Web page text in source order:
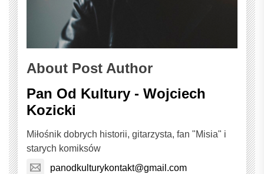
About Post Author
Pan Od Kultury - Wojciech
Kozicki
Miłośnik dobrych historii, gitarzysta, fan "Misia" i
starych komiksów
panodkulturykontakt@gmail.com